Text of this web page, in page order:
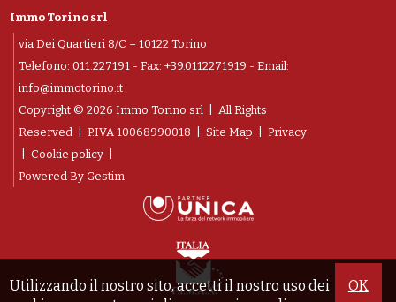
Immo Torino srl
via Dei Quartieri 8/C – 10122 Torino
Telefono: 011.227191- Fax: +39.0112271919 - Email:
info@immotorino.it
Copyright © 2026 Immo Torino srl | All Rights
Reserved | P.IVA 10068990018 Site Map
Privacy
Cookie policy|
Powered By Gestim
Utilizzando il nostro sito, accetti il nostro uso dei
OK